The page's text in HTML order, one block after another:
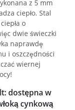
z 5 mm
ciepło. Stal
o
dwie świeczki
naprawdę
i oszczędności
wiernej
dostępna w
cynkową